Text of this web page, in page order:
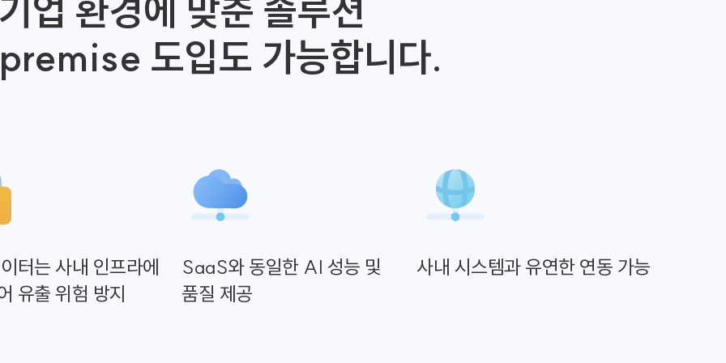
기업 환경에 맞춘 솔루션
도입도 가능합니다.
터는 사내 인프라에
유출 위험 방지
SaaS와 동일한 AI 성능 및
품질 제공
사내 시스템과 유연한 연동 가능